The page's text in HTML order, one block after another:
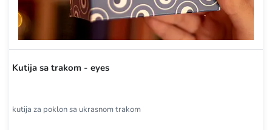
Kutija sa trakom - eyes
kutija za poklon sa ukrasnom trakom